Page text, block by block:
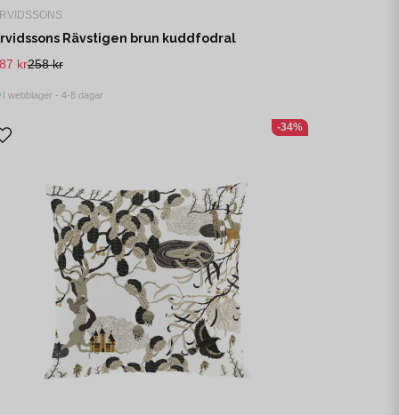
Rävstigen brun kuddfodral
258 kr
kr
I webblager - 4-8 dagar
-34%